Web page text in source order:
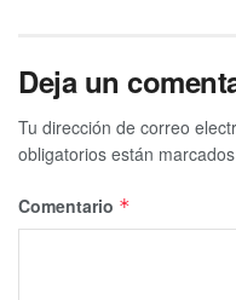
Deja un
Tu dirección de correo
obligatorios están
Comentario *